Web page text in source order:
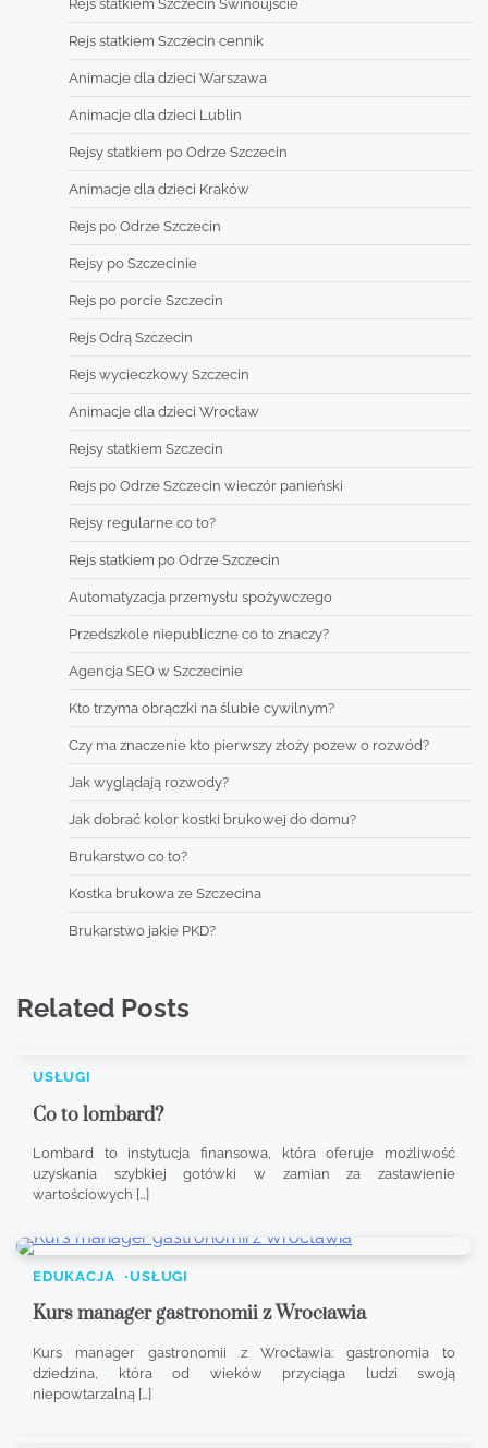
Rejs statkiem Szczecin Świnoujście
Rejs statkiem Szczecin cennik
Animacje dla dzieci Warszawa
Animacje dla dzieci Lublin
Rejsy statkiem po Odrze Szczecin
Animacje dla dzieci Kraków
Rejs po Odrze Szczecin
Rejsy po Szczecinie
Rejs po porcie Szczecin
Rejs Odrą Szczecin
Rejs wycieczkowy Szczecin
Animacje dla dzieci Wrocław
Rejsy statkiem Szczecin
Rejs po Odrze Szczecin wieczór panieński
Rejsy regularne co to?
Rejs statkiem po Odrze Szczecin
Automatyzacja przemysłu spożywczego
Przedszkole niepubliczne co to znaczy?
Agencja SEO w Szczecinie
Kto trzyma obrączki na ślubie cywilnym?
Czy ma znaczenie kto pierwszy złoży pozew o rozwód?
Jak wyglądają rozwody?
Jak dobrać kolor kostki brukowej do domu?
Brukarstwo co to?
Kostka brukowa ze Szczecina
Brukarstwo jakie PKD?
Related Posts
USŁUGI
Co to lombard?
Lombard to instytucja finansowa, która oferuje możliwość
uzyskania szybkiej gotówki w zamian za zastawienie
wartościowych […]
EDUKACJA USŁUGI
Kurs manager gastronomii z Wrocławia
Kurs manager gastronomii z Wrocławia: gastronomia to
dziedzina, która od wieków przyciąga ludzi swoją
niepowtarzalną […]